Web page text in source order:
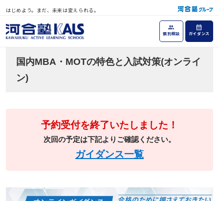
はじめよう。まだ、未来は変えられる。
個別相談 ガイダンス
国内MBA・MOTの特色と入試対策(オンライ
ン)
予約受付を終了いたしました！
次回の予定は下記よりご確認ください。
ガイダンス一覧